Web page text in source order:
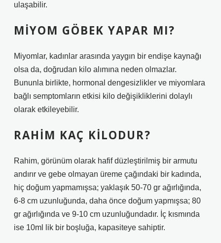
ulaşabilir.
MIYOM GÖBEK YAPAR MI?
Miyomlar, kadınlar arasında yaygın bir endişe kaynağı
olsa da, doğrudan kilo alımına neden olmazlar.
Bununla birlikte, hormonal dengesizlikler ve miyomlara
bağlı semptomların etkisi kilo değişikliklerini dolaylı
olarak etkileyebilir.
RAHIM KAÇ KILODUR?
Rahim, görünüm olarak hafif düzleştirilmiş bir armutu
andırır ve gebe olmayan üreme çağındaki bir kadında,
hiç doğum yapmamışsa; yaklaşık 50-70 gr ağırlığında,
6-8 cm uzunluğunda, daha önce doğum yapmışsa; 80
gr ağırlığında ve 9-10 cm uzunluğundadır. İç kısmında
ise 10ml lik bir boşluğa, kapasiteye sahiptir.